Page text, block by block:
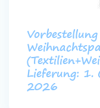
Lieferung: 1.
2026